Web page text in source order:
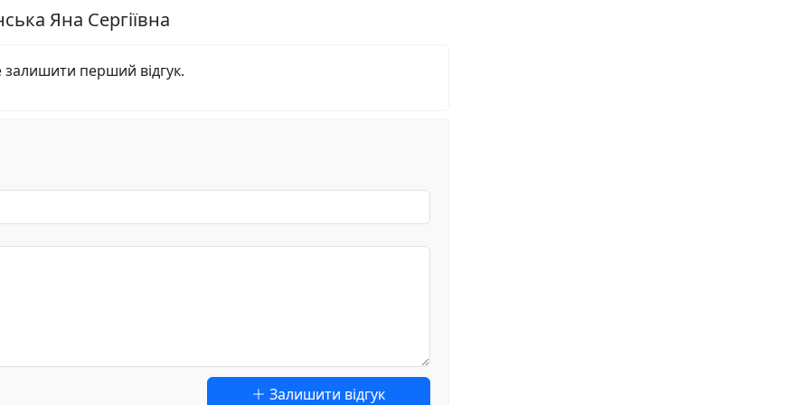
Яна Сергіївна
залишити перший відгук.
Залишити відгук